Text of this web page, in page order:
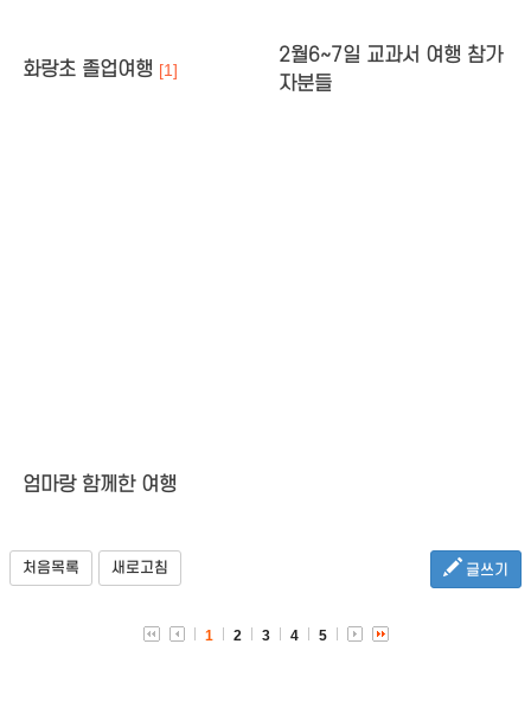
화랑초 졸업여행 [1]
2월6~7일 교과서 여행 참가
자분들
엄마랑 함께한 여행
처음목록 새로고침 글쓰기
1 2 3 4 5